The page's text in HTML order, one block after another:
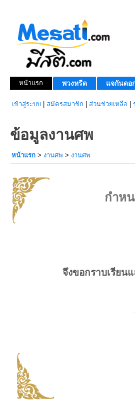
หน้าแรก พวงหรีด แจกันดอ
เข้าสู่ระบบ สมัครสมาชิก ส่วนช่วยเหลือ
ข้อมูลงานศพ
หน้าแรก > งานศพ > งานศพ
กำห
จึงขอกราบเรียน